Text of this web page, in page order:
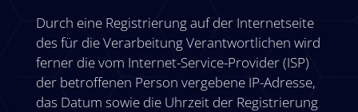
Durch eine Registrierung auf der Internetseite
des für die Verarbeitung Verantwortlichen wird
ferner die vom Internet-Service-Provider (ISP)
der betroffenen Person vergebene IP-Adresse,
das Datum sowie die Uhrzeit der Registrierung